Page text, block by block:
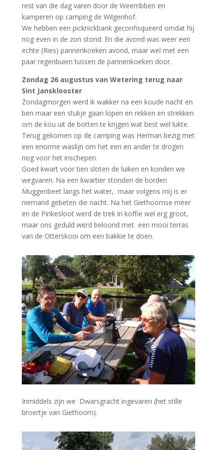
rest van die dag varen door de Weerribben en
kamperen op camping de Wilgenhof.
We hebben een picknickbank geconfisqueerd omdat hij
nog even in de zon stond. En die avond was weer een
echte (Ries) pannenkoeken avond, maar wel met een
paar regenbuien tussen de pannenkoeken door.
Zondag 26 augustus van Wetering terug naar
Sint Jansklooster
Zondagmorgen werd ik wakker na een koude nacht en
ben maar een stukje gaan lopen en rekken en strekken
om de kou uit de botten te krijgen wat best wel lukte.
Terug gekomen op de camping was Herman bezig met
een enorme waslijn om het een en ander te drogen
nog voor het inschepen.
Goed kwart voor tien sloten de luiken en konden we
wegvaren. Na een kwartier stonden de borden
Muggenbeet langs het water, maar volgens mij is er
niemand gebeten die nacht. Na het Giethoornse meer
en de Pinkesloot werd de trek in koffie wel erg groot,
maar ons geduld werd beloond met een mooi terras
van de Otterskooi om een bakkie te doen.
Inmiddels zijn we Dwarsgracht ingevaren (het stille
broertje van Giethoorn).